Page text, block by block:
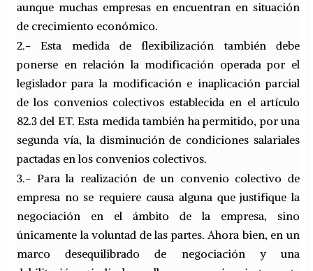
aunque muchas empresas en encuentran en situación
de crecimiento económico.
2.- Esta medida de flexibilización también debe
ponerse en relación la modificación operada por el
legislador para la modificación e inaplicación parcial
de los convenios colectivos establecida en el artículo
82.3 del ET. Esta medida también ha permitido, por una
segunda vía, la disminución de condiciones salariales
pactadas en los convenios colectivos.
3.- Para la realización de un convenio colectivo de
empresa no se requiere causa alguna que justifique la
negociación en el ámbito de la empresa, sino
únicamente la voluntad de las partes. Ahora bien, en un
marco desequilibrado de negociación y una